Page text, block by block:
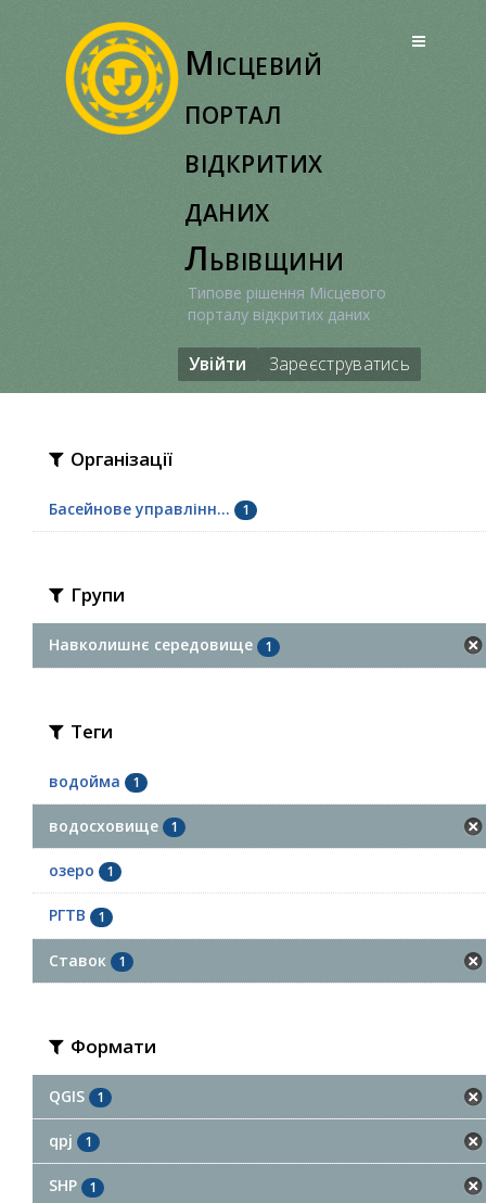
Місцевий
портал
відкритих
даних
Львівщини
Типове рішення Місцевого
порталу відкритих даних
Увійти Зареєструватись
Організації
Басейнове управлінн... 1
Групи
Навколишнє середовище 1
Теги
водойма 1
водосховище 1
озеро 1
РГТВ 1
Ставок 1
Формати
QGIS 1
qpj 1
SHP 1